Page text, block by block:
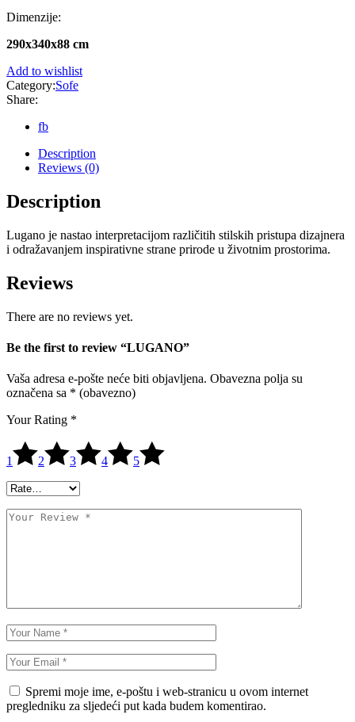
Dimenzije:
290x340x88 cm
Add to wishlist
Category:Sofe
Share:
fb
Description
Reviews (0)
Description
Lugano je nastao interpretacijom različitih stilskih pristupa dizajnera
i odražavanjem inspirativne strane prirode u životnim prostorima.
Reviews
There are no reviews yet.
Be the first to review “LUGANO”
Vaša adresa e-pošte neće biti objavljena. Obavezna polja su
označena sa * (obavezno)
Your Rating *
1 2 3 4 5
Spremi moje ime, e-poštu i web-stranicu u ovom internet
pregledniku za sljedeći put kada budem komentirao.